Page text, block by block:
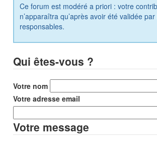
Ce forum est modéré a priori : votre
n’apparaîtra qu’après avoir été validée par
responsables.
Qui êtes-vous ?
Votre nom
Votre adresse email
Votre message